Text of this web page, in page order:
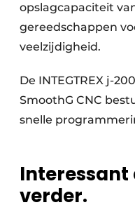
opslagcapaciteit
gereedschappen
veelzijdigheid.
De INTEGTREX j-
SmoothG CNC
snelle
Interessant
verder.